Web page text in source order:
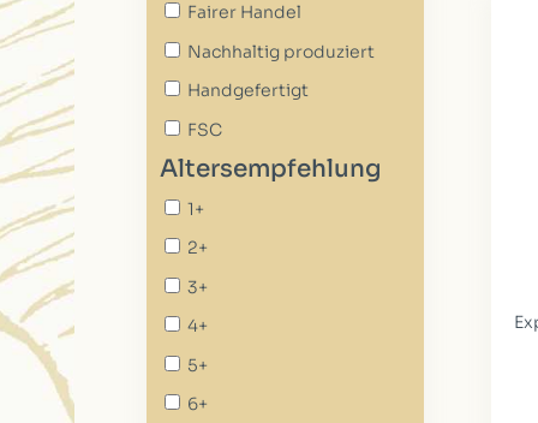
Fairer Handel
Nachhaltig produziert
Handgefertigt
FSC
Altersempfehlung
1+
2+
3+
4+
5+
6+